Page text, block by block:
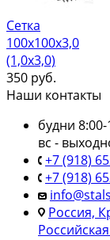
Сетка
100х100х3,0
(1,0х3,0)
350 руб.
Наши контакты
будни
вс -
+7 (918)
+7 (918)
Россия,